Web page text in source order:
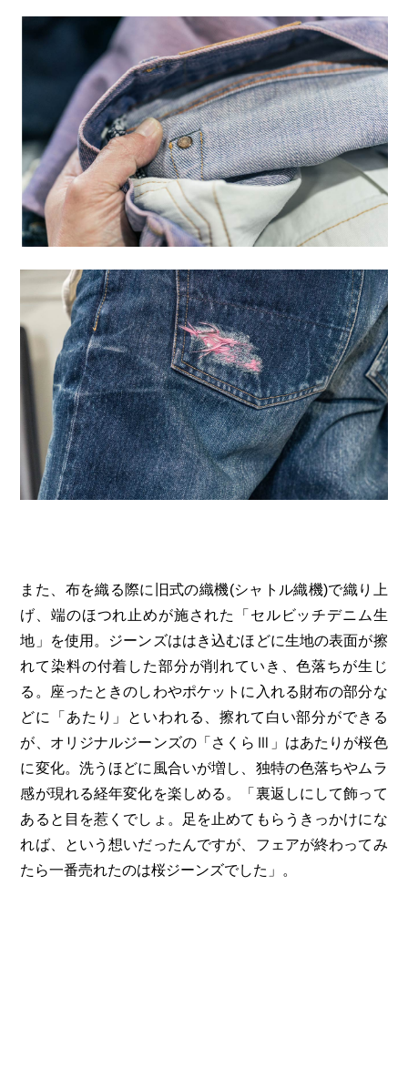
また、布を織る際に旧式の織機(シャトル織機)で織り上
げ、端のほつれ止めが施された「セルビッチデニム生
地」を使用。ジーンズははき込むほどに生地の表面が擦
れて染料の付着した部分が削れていき、色落ちが生じ
る。座ったときのしわやポケットに入れる財布の部分な
どに「あたり」といわれる、擦れて白い部分ができる
が、オリジナルジーンズの「さくらⅢ」はあたりが桜色
に変化。洗うほどに風合いが増し、独特の色落ちやムラ
感が現れる経年変化を楽しめる。「裏返しにして飾って
あると目を惹くでしょ。足を止めてもらうきっかけにな
れば、という想いだったんですが、フェアが終わってみ
たら一番売れたのは桜ジーンズでした」。